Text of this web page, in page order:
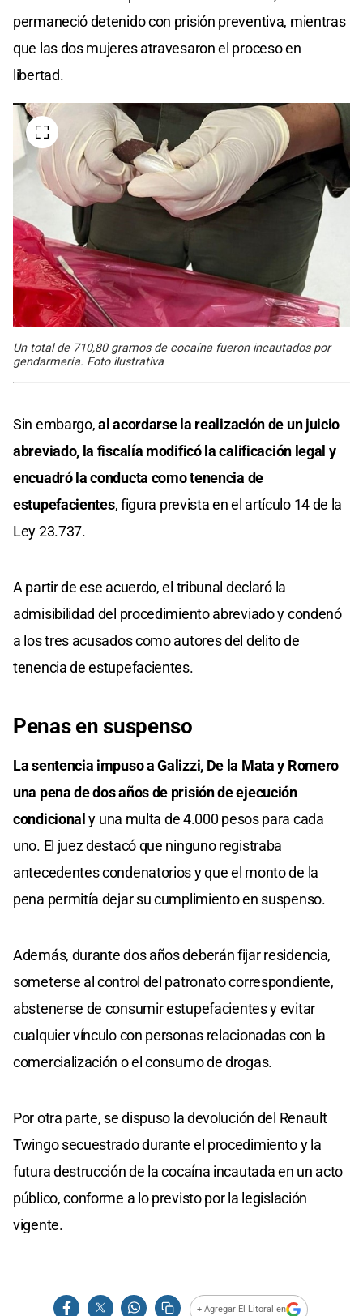
permaneció detenido con prisión preventiva, mientras
que las dos mujeres atravesaron el proceso en
libertad.
Un total de 710,80 gramos de cocaína fueron incautados por
gendarmería. Foto ilustrativa
Sin embargo,al acordarse la realización de un juicio
abreviado, la fiscalía modificó la calificación legal y
encuadró la conducta como tenencia de
estupefacientes, figura prevista en el artículo 14 de la
Ley 23.737.
A partir de ese acuerdo, el tribunal declaró la
admisibilidad del procedimiento abreviado y condenó
a los tres acusados como autores del delito de
tenencia de estupefacientes.
Penas en suspenso
La sentencia impuso a Galizzi, De la Mata y Romero
una pena de dos años de prisión de ejecución
condicionaly una multa de 4.000 pesos para cada
uno. El juez destacó que ninguno registraba
antecedentes condenatorios y que el monto de la
pena permitía dejar su cumplimiento en suspenso.
Además, durante dos años deberán fijar residencia,
someterse al control del patronato correspondiente,
abstenerse de consumir estupefacientes y evitar
cualquier vínculo con personas relacionadas con la
comercialización o el consumo de drogas.
Por otra parte, se dispuso la devolución del Renault
Twingo secuestrado durante el procedimiento y la
futura destrucción de la cocaína incautada en un acto
público, conforme a lo previsto por la legislación
vigente.
+ Agregar El Litoral en